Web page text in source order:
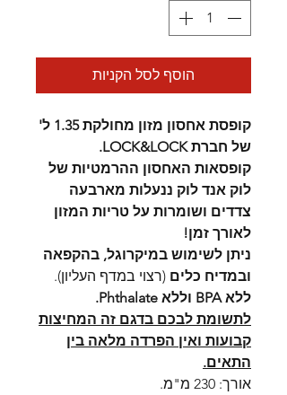
הוסף לסל הקניות
קופסת אחסון מזון מחולקת 1.35 ל'
של חברת LOCK&LOCK.
קופסאות האחסון ההרמטיות של
לוק אנד לוק ננעלות מארבעה
צדדים ושומרות על טריות המזון
לאורך זמן!
ניתן לשימוש במיקרוגל, בהקפאה
ובמדיח כלים (רצוי במדף העליון).
ללא BPA וללא Phthalate.
לתשומת לבכם בדגם זה המחיצות
קבועות ואין הפרדה מלאה בין
התאים.
אורך: 230 מ"מ.